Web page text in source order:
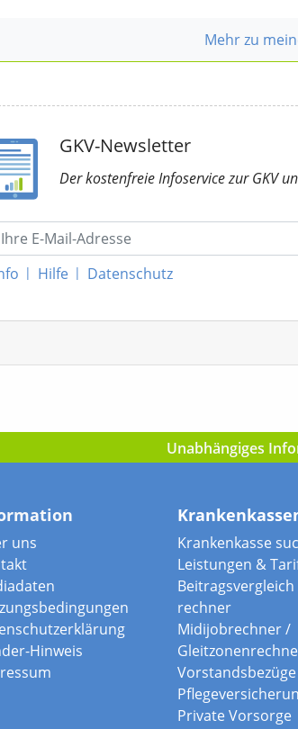
Mehr zu
GKV-Newsletter
Der kostenfreie Infoservicezur GKV
| Hilfe | Datenschutz
Unabhängiges
uns
Hinweis
Krankenkasse
Leistungen &
Beitragsvergleich
rechner
Midijobrechner /
Vorstandsbezüge
Private Vorsorge